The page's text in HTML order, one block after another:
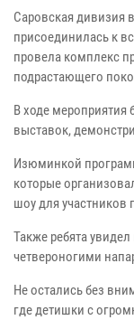
Саровская дивизия
присоединилась к
провела комплекс
подрастающего
В ходе мероприятия
выставок,
Изюминкой
которые
шоу для участников
Также ребята
четвероногими
Не остались без
где детишки с